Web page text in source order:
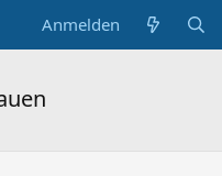
Anmelden